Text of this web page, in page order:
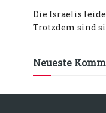
Die Israelis
Trotzdem sind
Neueste